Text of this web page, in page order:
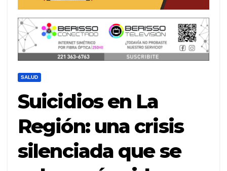
SALUD
Suicidios en La
Región: una crisis
silenciada que se